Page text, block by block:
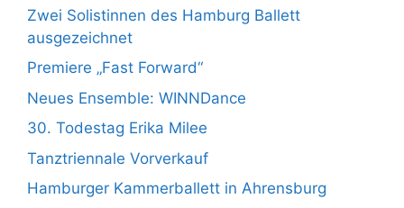
Zwei Solistinnen des Hamburg Ballett
ausgezeichnet
Premiere „Fast Forward“
Neues Ensemble: WINNDance
30. Todestag Erika Milee
Tanztriennale Vorverkauf
Hamburger Kammerballett in Ahrensburg